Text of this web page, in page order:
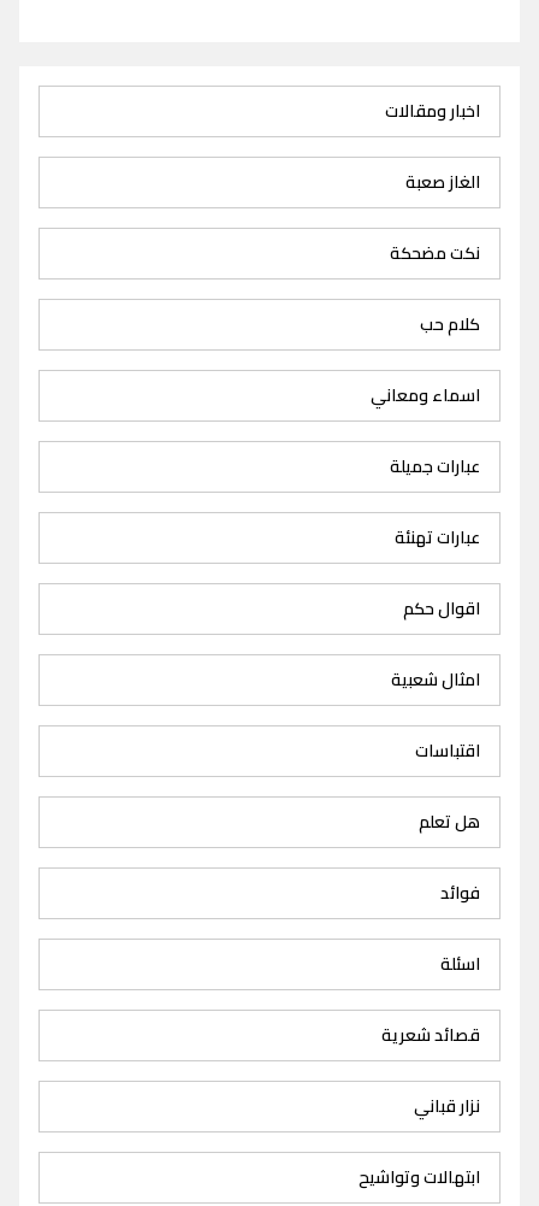
اخبار ومقالات
الغاز صعبة
نكت مضحكة
كلام حب
اسماء ومعاني
عبارات جميلة
عبارات تهنئة
اقوال حكم
امثال شعبية
اقتباسات
هل تعلم
فوائد
اسئلة
قصائد شعرية
نزار قباني
ابتهالات وتواشيح